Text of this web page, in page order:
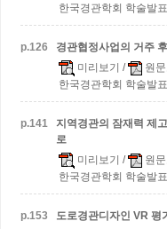
한국경관학회 학술발
p.126 경관협정사업의 거주
미리보기 / 원문
한국경관학회 학술발
p.141 지역경관의 잠재력 제
로
미리보기 / 원문
한국경관학회 학술발
p.153
도로경관디자인 VR 평